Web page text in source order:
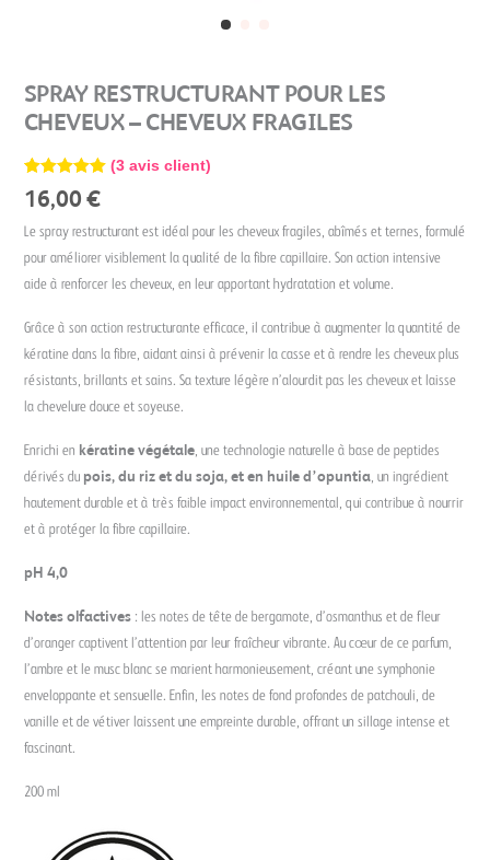
SPRAY RESTRUCTURANT POUR LES
CHEVEUX – CHEVEUX FRAGILES
Noté 5.00
sur 5
3
notations
(3 avis client)
16,00€
Le spray restructurant est idéal pour les cheveux fragiles, abîmés et ternes, formulé
pour améliorer visiblement la qualité de la fibre capillaire. Son action intensive
aide à renforcer les cheveux, en leur apportant hydratation et volume.
Grâce à son action restructurante efficace, il contribue à augmenter la quantité de
kératine dans la fibre, aidant ainsi à prévenir la casse et à rendre les cheveux plus
résistants, brillants et sains. Sa texture légère n’alourdit pas les cheveux et laisse
la chevelure douce et soyeuse.
Enrichi en kératine végétale, une technologie naturelle à base de peptides
dérivés du pois, du riz et du soja, et en huile d’opuntia, un ingrédient
hautement durable et à très faible impact environnemental, qui contribue à nourrir
et à protéger la fibre capillaire.
pH 4,0
Notes olfactives: les notes de tête de bergamote, d’osmanthus et de fleur
d’oranger captivent l’attention par leur fraîcheur vibrante. Au cœur de ce parfum,
l’ambre et le musc blanc se marient harmonieusement, créant une symphonie
enveloppante et sensuelle. Enfin, les notes de fond profondes de patchouli, de
vanille et de vétiver laissent une empreinte durable, offrant un sillage intense et
fascinant.
200 ml